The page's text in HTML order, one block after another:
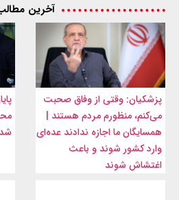
آخرین
پزشکیان: وقتی از وفاق صحبت
می‌کنم، منظورم مردم هستند |
همسایگان ما اجازه ندادند عده‌ای
وارد کشور شوند و باعث
اغتشاش شوند